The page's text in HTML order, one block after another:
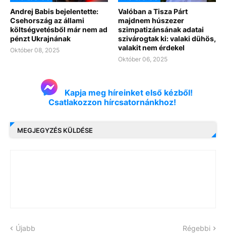
Andrej Babis bejelentette:
Csehország az állami
költségvetésből már nem ad
pénzt Ukrajnának
Október 08, 2025
Valóban a Tisza Párt
majdnem húszezer
szimpatizánsának adatai
szivárogtak ki: valaki dühös,
valakit nem érdekel
Október 06, 2025
Kapja meg híreinket első kézből!
Csatlakozzon hírcsatornánkhoz!
MEGJEGYZÉS KÜLDÉSE
Újabb Régebbi